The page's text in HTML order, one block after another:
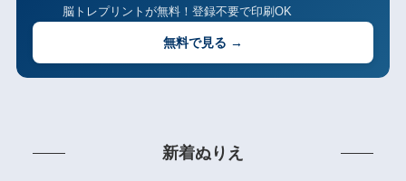
脳トレプリントが無料！登録不要で印刷OK
無料で見る →
新着ぬりえ